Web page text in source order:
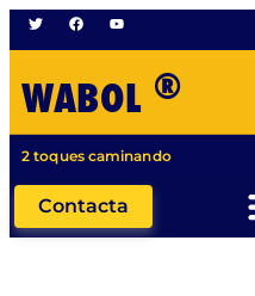
WABOL ®
2 toques caminando
Contacta